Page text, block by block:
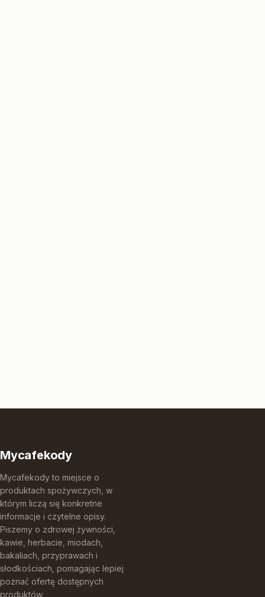
Mycafekody
Mycafekody to miejsce o
produktach spożywczych, w
którym liczą się konkretne
informacje i czytelne opisy.
Piszemy o zdrowej żywności,
kawie, herbacie, miodach,
bakaliach, przyprawach i
słodkościach, pomagając lepiej
poznać ofertę dostępnych
produktów.